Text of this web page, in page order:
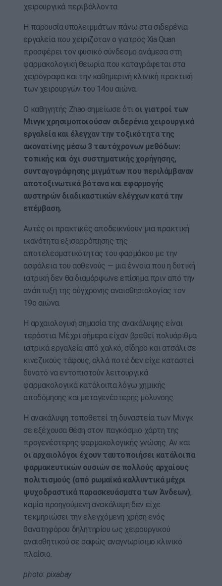
χειρουργικά περιβάλλοντα.
Η παρουσία υπολειμμάτων πάνω στα σιδερένια
εργαλεία που χειριζόταν ο γιατρός Xia Quan
προσφέρει τον φυσικό σύνδεσμο ανάμεσα στη
φαρμακολογική θεωρία που καταγράφεται στα
χειρόγραφα και την καθημερινή κλινική πρακτική
των χειρουργών του 14ου αιώνα.
Ο καθηγητής Zhao σημείωσε ότι οι γιατροί των
Μινγκ χρησιμοποιούσαν σιδερένια χειρουργικά
εργαλεία και έλεγχαν την τοξικότητα της
ακονατίνης μέσω 3 ταυτόχρονων μεθόδων:
τοπικής και όχι συστηματικής χορήγησης,
συνταγογράφησης μιγμάτων που περιλάμβαναν
αποτοξινωτικά βότανα και εφαρμογής
αυστηρών διαδικαστικών ελέγχων κατά την
επέμβαση.
Αυτές οι πρακτικές αποδεικνύουν μια πρακτική
ικανότητα εξισορρόπησης της
αποτελεσματικότητας του φαρμάκου με την
ασφάλεια του ασθενούς — μια έννοια που η δυτική
ιατρική δεν θα διαμόρφωνε επίσημα πριν από την
ανάπτυξη της σύγχρονης αναισθησιολογίας τον
19ο αιώνα.
Η αρχαιολογική σημασία της ανακάλυψης είναι
τεράστια. Μέχρι σήμερα είχαν βρεθεί πολυάριθμα
ιατρικά εργαλεία από χαλκό, σίδηρο και ατσάλι σε
κινεζικούς τάφους, αλλά ποτέ δεν είχε καταστεί
δυνατό να εντοπιστούν λειτουργικά
φαρμακολογικά κατάλοιπα λόγω χημικής
αποδόμησης και μεταγενέστερης μόλυνσης.
Η ανακάλυψη τοποθετεί τη δυναστεία των Μινγκ
σε εξέχουσα θέση στον παγκόσμιο χάρτη της
προγενέστερης φαρμακολογικής γνώσης. Αν και
οι αρχαιολόγοι έχουν ταυτοποιήσει κατάλοιπα
φαρμακευτικών ουσιών σε πολλούς αρχαίους
πολιτισμούς (από ρωμαϊκά καλλυντικά μέχρι
ψυχοδραστικά παρασκευάσματα των Άνδεων),
καμία προηγούμενη ανακάλυψη δεν είχε
τεκμηριώσει την ελεγχόμενη χρήση ενός
θανατηφόρου δηλητηρίου ως χειρουργικού
αναισθητικού σε σαφώς αναγνωρίσιμο κλινικό
πλαίσιο.
photo: pixabay